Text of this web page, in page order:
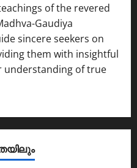
of the revered
Gaudiya
sincere seekers on
them with insightful
understanding of true